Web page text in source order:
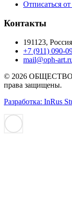
Отписаться
Контакты
191123,
+7 (911) 090-
mail@oph-
© 2026
права защищены.
Разработка: InRus